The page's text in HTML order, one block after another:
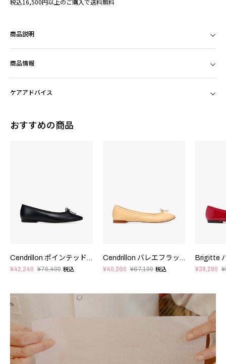
税込16,500円以上のご購入で送料無料
商品説明
商品情報
ケアアドバイス
おすすめの商品
Cendrillon ポインテッドトゥ バレエフラット - FRサイズ
¥42,240 ¥70,400 税込
Cendrillon バレエフラット - EUサイズ
¥40,260 ¥67,100 税込 ¥38,280